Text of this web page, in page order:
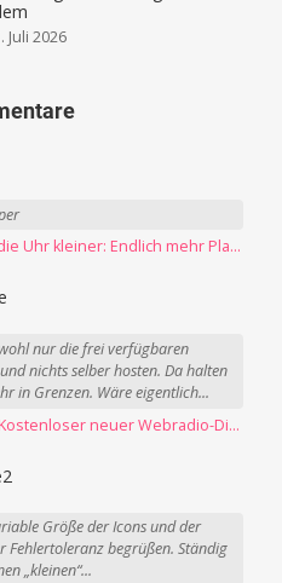
Juli 2026
→ iOS 27 macht die Uhr kleiner: Endlich mehr Platz fürs Hintergrundbild
nur die frei verfügbaren
nichts selber hosten. Da halten
in Grenzen. Wäre eigentlich...
→ Vivaldi Radio: Kostenloser neuer Webradio-Dienst mit Fokus auf Datenschutz
Größe der Icons und der
Fehlertoleranz begrüßen. Ständig
„kleinen“...